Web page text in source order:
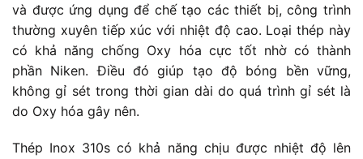
và được ứng dụng để chế tạo các thiết bị, công trình
thường xuyên tiếp xúc với nhiệt độ cao. Loại thép này
có khả năng chống Oxy hóa cực tốt nhờ có thành
phần Niken. Điều đó giúp tạo độ bóng bền vững,
không gỉ sét trong thời gian dài do quá trình gỉ sét là
do Oxy hóa gây nên.
Thép Inox 310s có khả năng chịu được nhiệt độ lên